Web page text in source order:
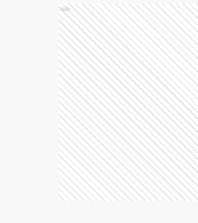
Ads